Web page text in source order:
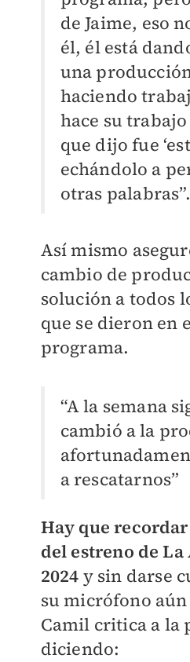
de Jaime, eso
él, él está
una
haciendo
hace su
que dijo fue
echándolo a
otras palabras”.
Así mismo
cambio de
solución a todos
que se dieron en
programa.
“A la semana
cambió a la
a rescatarnos”
Hay que
del estreno de
2024 y sin darse
su micrófono
Camil critica a la
diciendo: